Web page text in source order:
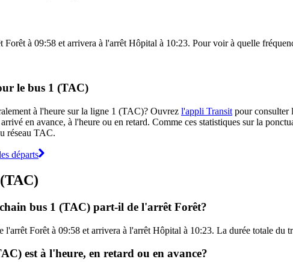
à 09:58 et arrivera à l'arrêt Hôpital à 10:23. Pour voir à quelle
le bus 1 (TAC)
à l'heure sur la ligne 1 (TAC)? Ouvrez l'appli Transit pour consulter
en avance, à l'heure ou en retard. Comme ces statistiques sur la
réseau TAC.
départs
bus 1 (TAC) part-il de l'arrêt Forêt?
l'arrêt Forêt à 09:58 et arrivera à l'arrêt Hôpital à 10:23. La durée totale du
est à l'heure, en retard ou en avance?